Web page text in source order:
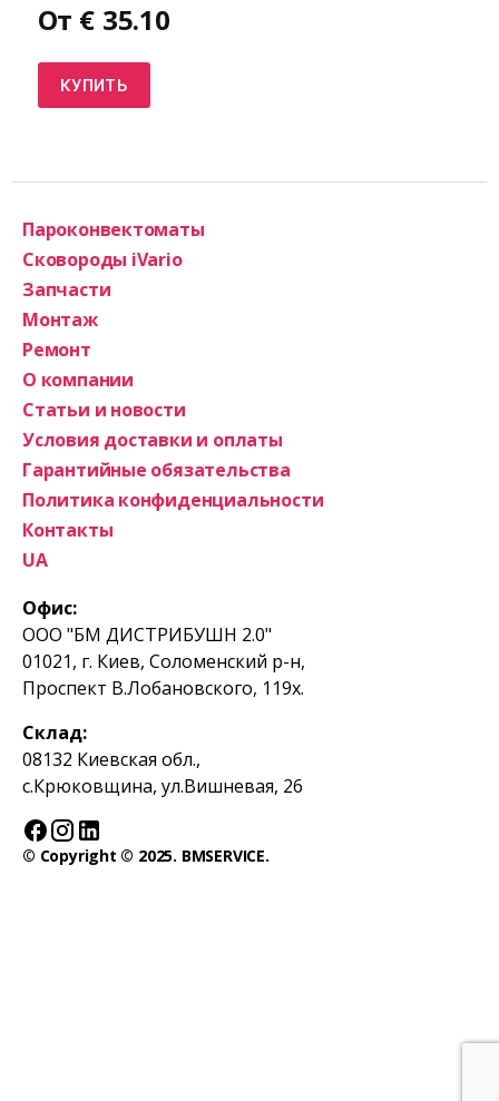
От € 35.10
КУПИТЬ
Офис:
ООО "БМ ДИСТРИБУШН 2.0"
01021, г. Киев, Соломенский р-н,
Проспект В.Лобановского, 119х.
Склад:
08132 Киевская обл.,
с.Крюковщина, ул.Вишневая, 26
Пароконвектоматы
Сковороды iVario
Запчасти
Монтаж
Ремонт
О компании
Статьи и новости
Условия доставки и оплаты
Гарантийные обязательства
Политика конфиденциальности
Контакты
UA
© Copyright © 2025. BMSERVICE.